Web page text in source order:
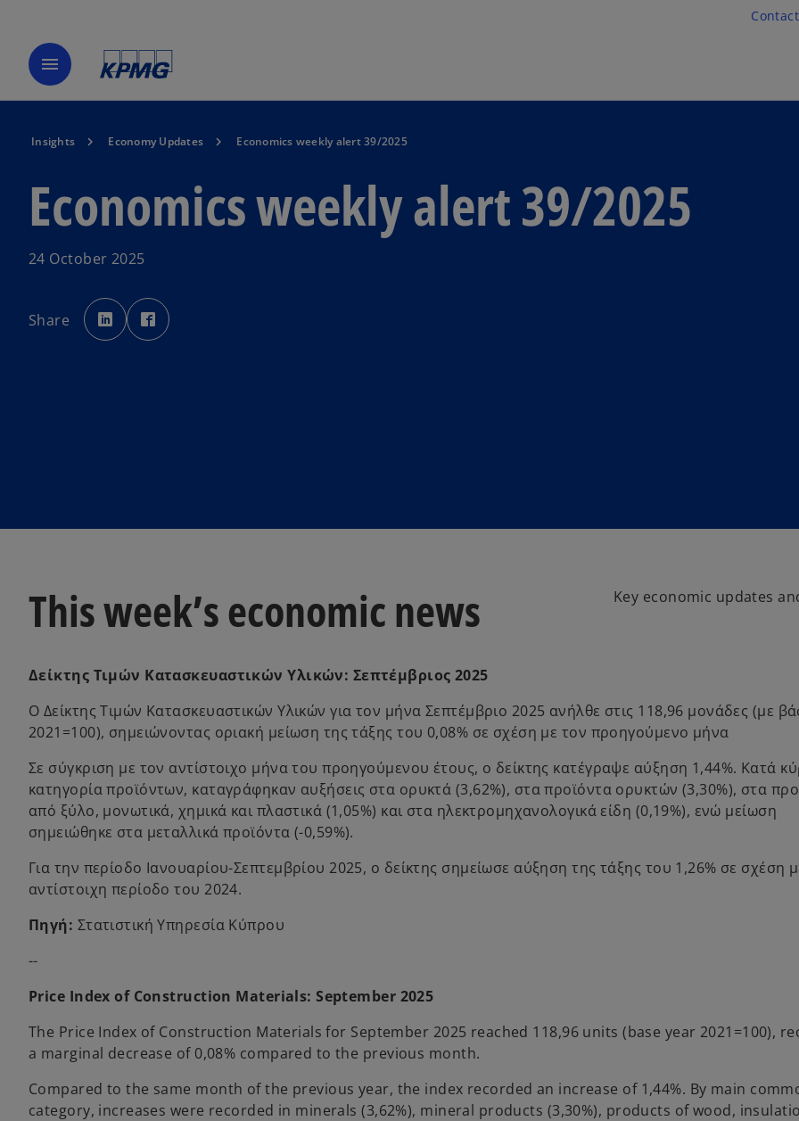
menu
Insights Economy Updates Economics weekly alert 39/2025
Economics weekly alert 39/2025
24 October 2025
Share
o
p
e
n
p
e
This week’s economic news Key economic updates
Δείκτης Τιμών Κατασκευαστικών Υλικών: Σεπτέμβριος 2025
Ο Δείκτης Τιμών Κατασκευαστικών Υλικών για τον μήνα Σεπτέμβριο 2025 ανήλθε στις 118,96 μονάδες (με
2021=100), σημειώνοντας οριακή μείωση της τάξης του 0,08% σε σχέση με τον προηγούμενο μήνα
Σε σύγκριση με τον αντίστοιχο μήνα του προηγούμενου έτους, ο δείκτης κατέγραψε αύξηση 1,44%. Κατά
κατηγορία προϊόντων, καταγράφηκαν αυξήσεις στα ορυκτά (3,62%), στα προϊόντα ορυκτών (3,30%), στα
από ξύλο, μονωτικά, χημικά και πλαστικά (1,05%) και στα ηλεκτρομηχανολογικά είδη (0,19%), ενώ μείωση
σημειώθηκε στα μεταλλικά προϊόντα (-0,59%).
Για την περίοδο Ιανουαρίου-Σεπτεμβρίου 2025, ο δείκτης σημείωσε αύξηση της τάξης του 1,26% σε σχέση
αντίστοιχη περίοδο του 2024.
Πηγή: Στατιστική Υπηρεσία Κύπρου
--
Price Index of Construction Materials: September 2025
The Price Index of Construction Materials for September 2025 reached 118,96 units (base year 2021=100),
a marginal decrease of 0,08% compared to the previous month.
Compared to the same month of the previous year, the index recorded an increase of 1,44%. By main
category, increases were recorded in minerals (3,62%), mineral products (3,30%), products of wood,